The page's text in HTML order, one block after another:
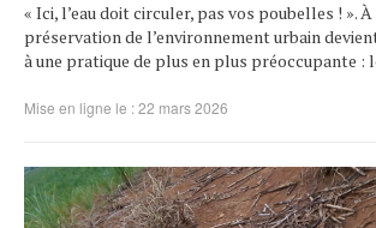
« Ici, l’eau doit circuler, pas vos poubelles ! ».
préservation de l’environnement urbain
à une pratique de plus en plus préoccupante :
Mise en ligne le : 22 mars 2026